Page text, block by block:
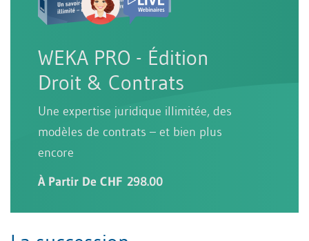
WEKA PRO - Édition
Droit & Contrats
Une expertise juridique illimitée, des
modèles de contrats – et bien plus
encore
À Partir De CHF 298.00